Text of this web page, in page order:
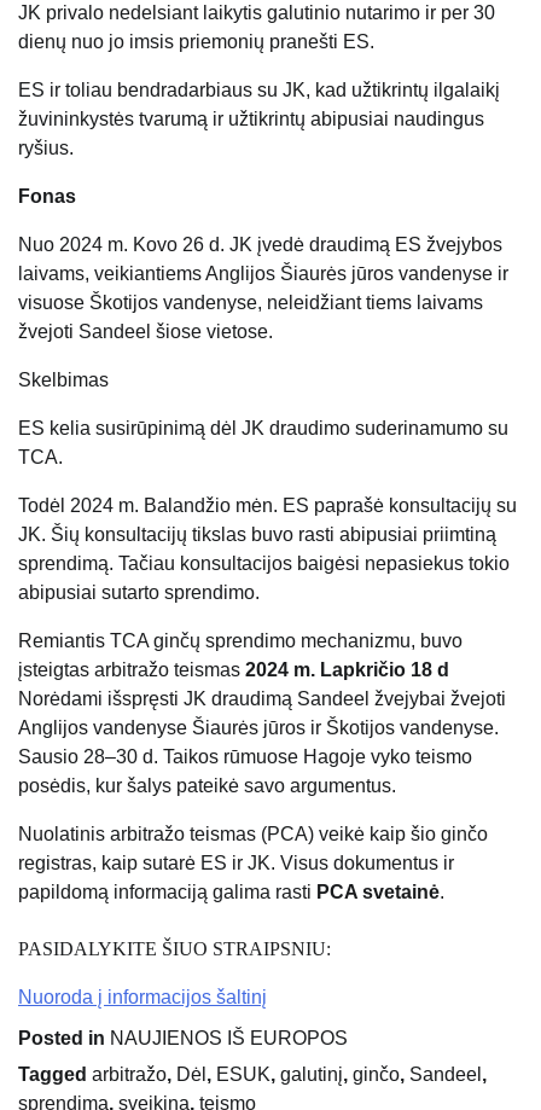
JK privalo nedelsiant laikytis galutinio nutarimo ir per 30
dienų nuo jo imsis priemonių pranešti ES.
ES ir toliau bendradarbiaus su JK, kad užtikrintų ilgalaikį
žuvininkystės tvarumą ir užtikrintų abipusiai naudingus
ryšius.
Fonas
Nuo 2024 m. Kovo 26 d. JK įvedė draudimą ES žvejybos
laivams, veikiantiems Anglijos Šiaurės jūros vandenyse ir
visuose Škotijos vandenyse, neleidžiant tiems laivams
žvejoti Sandeel šiose vietose.
Skelbimas
ES kelia susirūpinimą dėl JK draudimo suderinamumo su
TCA.
Todėl 2024 m. Balandžio mėn. ES paprašė konsultacijų su
JK. Šių konsultacijų tikslas buvo rasti abipusiai priimtiną
sprendimą. Tačiau konsultacijos baigėsi nepasiekus tokio
abipusiai sutarto sprendimo.
Remiantis TCA ginčų sprendimo mechanizmu, buvo
įsteigtas arbitražo teismas 2024 m. Lapkričio 18 d
Norėdami išspręsti JK draudimą Sandeel žvejybai žvejoti
Anglijos vandenyse Šiaurės jūros ir Škotijos vandenyse.
Sausio 28–30 d. Taikos rūmuose Hagoje vyko teismo
posėdis, kur šalys pateikė savo argumentus.
Nuolatinis arbitražo teismas (PCA) veikė kaip šio ginčo
registras, kaip sutarė ES ir JK. Visus dokumentus ir
papildomą informaciją galima rasti PCA svetainė.
PASIDALYKITE ŠIUO STRAIPSNIU:
Nuoroda į informacijos šaltinį
Posted in NAUJIENOS IŠ EUROPOS
Tagged arbitražo, Dėl , ESUK, galutinį, ginčo, Sandeel ,
sprendimą, sveikina, teismo